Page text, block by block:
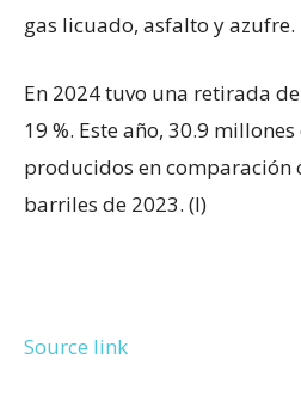
gas licuado, asfalto y azufre.
En 2024 tuvo una retirada
19 %. Este año, 30.9
producidos en comparación
barriles de 2023. (I)
Source link